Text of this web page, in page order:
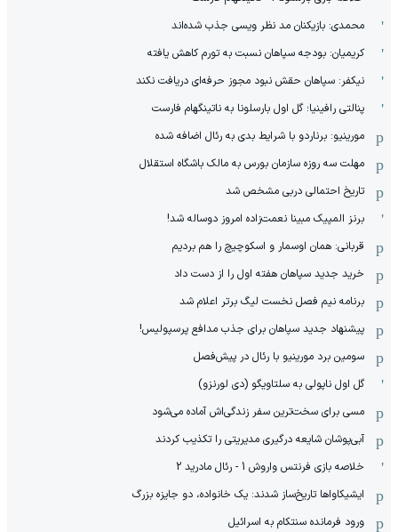
محمدی: بازیکنان مد نظر ویسی جذب شده‌اند
کریمیان: بودجه سپاهان نسبت به تورم کاهش یافته
نیکفر: سپاهان حقش نبود مجوز حرفه‌ای دریافت نکند
پنالتی رافینیا؛ گل اول بارسلونا به ناتینگهام فارست
مورینیو: برناردو با شرایط بدی به رئال اضافه شده
مهلت سه روزه سازمان بورس به مالک باشگاه استقلال
تاریخ احتمالی دربی مشخص شد
برنز المپیک مبینا نعمت‌زاده امروز دوساله شد!
قربانی: همان اوسمار و اسکوچیچ را هم بردیم
خرید جدید سپاهان هفته اول را از دست داد
برنامه نیم فصل نخست لیگ برتر اعلام شد
پیشنهاد جدید سپاهان برای جذب مدافع پرسپولیس!
سومین برد مورینیو با رئال در پیش‌فصل
گل اول ناپولی به سلتاویگو (دی لورنزو)
مسی برای سخت‌ترین سفر زندگی‌اش آماده می‌شود
آبی‌پوشان شایعه درگیری مدیریتی را تکذیب کردند
خلاصه بازی فرنتس واروش 1 - رئال مادرید 2
ایشیکاوا‌ها تاریخ‌ساز شدند: یک خانواده، دو جایزه بزرگ
ورود فرمانده سنتکام به اسرائیل